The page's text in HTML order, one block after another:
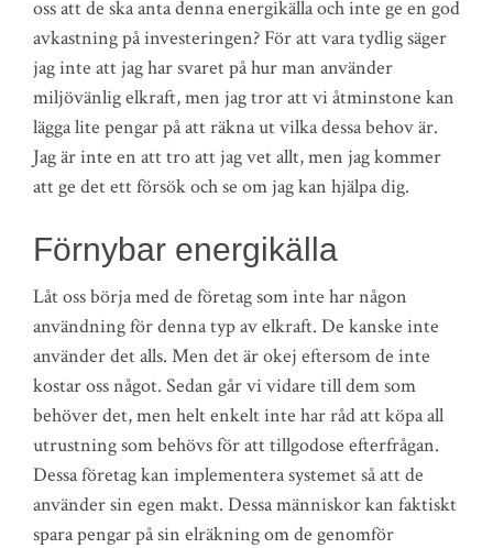
oss att de ska anta denna energikälla och inte ge en god
avkastning på investeringen? För att vara tydlig säger
jag inte att jag har svaret på hur man använder
miljövänlig elkraft, men jag tror att vi åtminstone kan
lägga lite pengar på att räkna ut vilka dessa behov är.
Jag är inte en att tro att jag vet allt, men jag kommer
att ge det ett försök och se om jag kan hjälpa dig.
Förnybar energikälla
Låt oss börja med de företag som inte har någon
användning för denna typ av elkraft. De kanske inte
använder det alls. Men det är okej eftersom de inte
kostar oss något. Sedan går vi vidare till dem som
behöver det, men helt enkelt inte har råd att köpa all
utrustning som behövs för att tillgodose efterfrågan.
Dessa företag kan implementera systemet så att de
använder sin egen makt. Dessa människor kan faktiskt
spara pengar på sin elräkning om de genomför